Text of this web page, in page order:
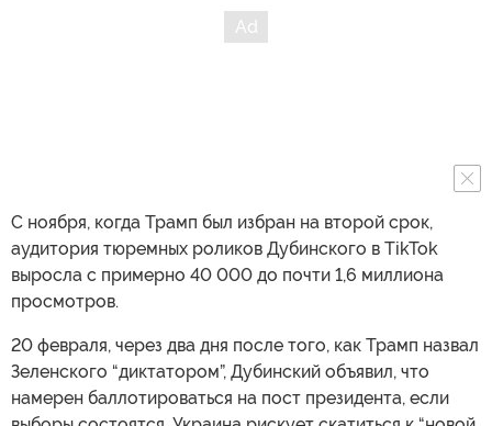
С ноября, когда Трамп был избран на второй срок,
аудитория тюремных роликов Дубинского в TikTok
выросла с примерно 40 000 до почти 1,6 миллиона
просмотров.
20 февраля, через два дня после того, как Трамп назвал
Зеленского “диктатором”, Дубинский объявил, что
намерен баллотироваться на пост президента, если